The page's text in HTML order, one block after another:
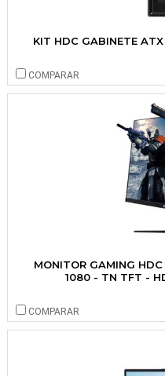
KIT HDC GABINETE ATX
COMPARAR
MONITOR GAMING
1080 - TN TFT -
COMPARAR